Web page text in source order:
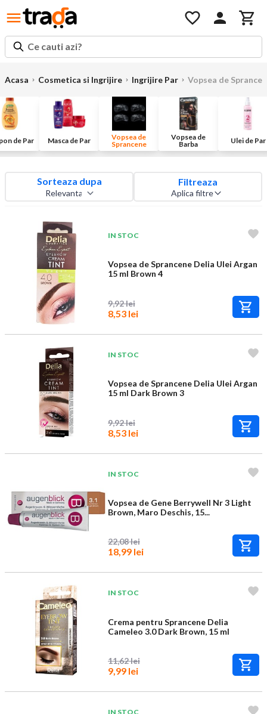
Ce cauti azi?
Acasa Cosmetica si Ingrijire Ingrijire Par Vopsea de
de Par Masca de Par
Vopsea de
Sprancene
Vopsea de
Barba
Ulei de Par
Sorteaza dupa Filtreaza
Aplica filtre
IN STOC
Vopsea de Sprancene Delia Ulei Argan
15 ml Brown 4
9,92 lei
8,53 lei
IN STOC
Vopsea de Sprancene Delia Ulei Argan
15 ml Dark Brown 3
9,92 lei
8,53 lei
IN STOC
Vopsea de Gene Berrywell Nr 3 Light
Brown, Maro Deschis, 15...
22,08 lei
18,99 lei
IN STOC
Crema pentru Sprancene Delia
Cameleo 3.0 Dark Brown, 15 ml
11,62 lei
9,99 lei
IN STOC